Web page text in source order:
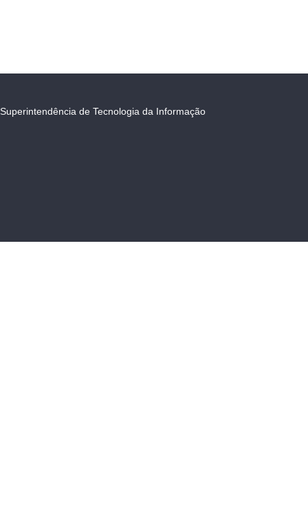
Superintendência de Tecnologia da Informação